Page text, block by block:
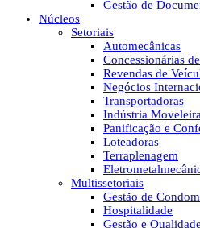
Gestão de
Núcleos
Setoriais
Automecânicas
Concessionárias
Revendas de
Negócios
Transportadoras
Indústria Moveleira
Panificação e
Loteadoras
Terraplenagem
Multissetoriais
Gestão de
Hospitalidade
Gestão e Qualidade